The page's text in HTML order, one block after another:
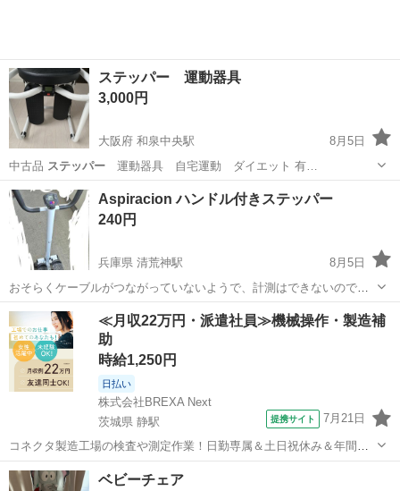
ステッパー 運動器具
3,000円
大阪府 和泉中央駅
8月5日
中古品 ステッパー運動器具 自宅運動 ダイエット 有…
大阪 和泉市 フィットネス、トレーニング
Aspiracion ハンドル付きステッパー
240円
兵庫県 清荒神駅
8月5日
おそらくケーブルがつながっていないようで、計測はできないのでは
ないかと思います。 それでもよろしければぜひどうぞ。 取りに来て下
さる方に。
兵庫 宝塚市 清荒神駅 フィットネス、トレーニング
ステッパー
≪月収22万円・派遣社員≫機械操作・製造補
助
時給1,250円
日払い
株式会社BREXA Next
茨城県 静駅
提携サイト 7月21日
コネクタ製造工場の検査や測定作業！日勤専属＆土日祝休み＆年間休
日128日★クリーンルーム内作業★マイカー通勤OK＆無料駐車場あり
★就業先食堂利用可！日払い制度あり！《茨城県常陸大宮市》 人気の
茨城 常陸大宮市
ベビーチェア